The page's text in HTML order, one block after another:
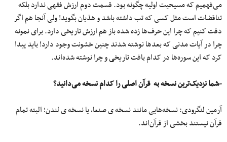
می‌فهمیم که مسیحیت اولیه چگونه بود. قسمت دوم ارزش فقهی ندارد بلکه
تناقضات است مثل کسی که تب داشته باشد و هذیان بگوید! ولی آنجا هم اگر
دقت کنیم که چرا این حرف‌ها زده شده باز هم ارزش تاریخی دارد. برای نمونه
چرا در آیات مدنی که بعدها نوشته شدند چنین خشونت وجود دارد! باید پیدا
کرد که این سوره‌ها در کدام بافت تاریخی و چرا نوشته شده‌اند.
-شما نزدیک‌ترین نسخه به قرآن اصلی را کدام نسخه می‌دانید؟
آرمین لنگرودی: نسخه‌هایی مانند نسخه ی صنعا، یا نسخه ی لندن؛ البته تمام
قرآن نیستند بخشی از قرآن‌اند.